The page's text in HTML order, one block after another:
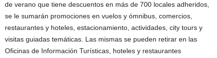
de verano que tiene descuentos en más de 700 locales adheridos,
se le sumarán promociones en vuelos y ómnibus, comercios,
restaurantes y hoteles, estacionamiento, actividades, city tours y
visitas guiadas temáticas. Las mismas se pueden retirar en las
Oficinas de Información Turísticas, hoteles y restaurantes